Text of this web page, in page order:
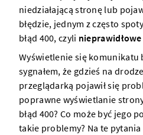
niedziałającąstronę lub
błędzie, jednym z często
błąd 400, czyli
Wyświetlenie się komunikatu
sygnałem, że gdzieś na
przeglądarką pojawił się
poprawne wyświetlanie
błąd 400? Co może być jego
takie problemy? Na te